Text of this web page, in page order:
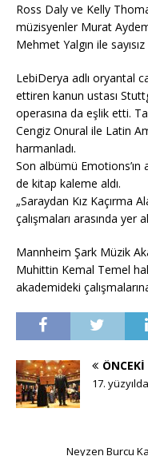
Ross Daly ve Kelly
müzisyenler Murat
Mehmet Yalgın ile
LebiDerya adlı oryantal
ettiren kanun ustası
operasına da eşlik etti.
Cengiz Onural ile Latin
harmanladı.
Son albümü
de kitap kaleme aldı.
„Saraydan Kız Kaçırma
çalışmaları arasında yer
Mannheim Şark Müzik
Muhittin Kemal Temel
akademideki
ÖNCEKI
17.
Neyzen Burcu